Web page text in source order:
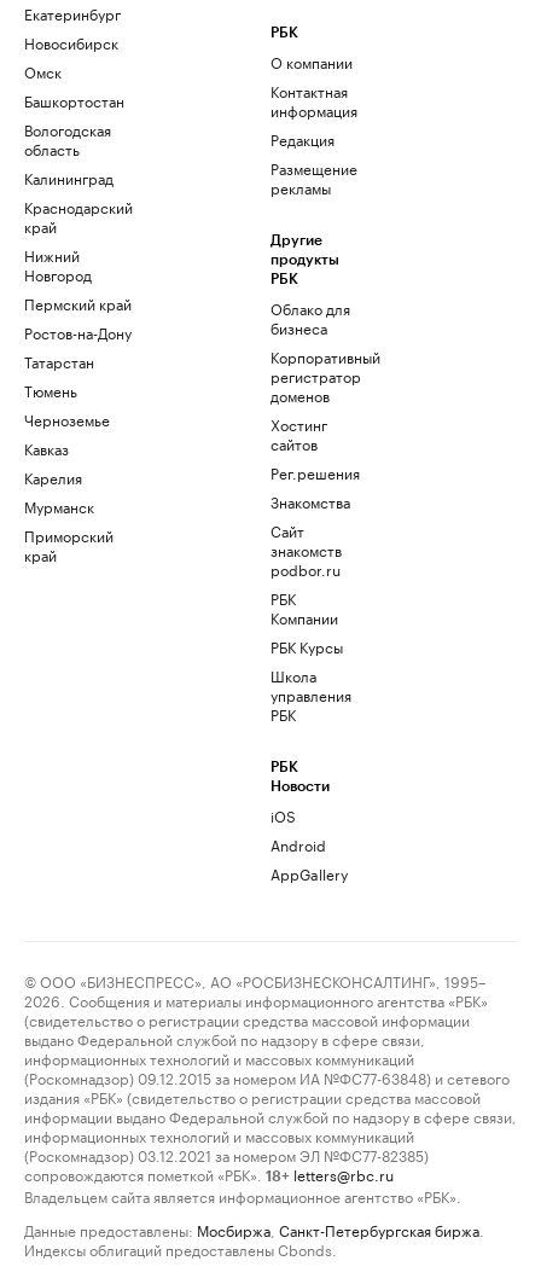
Екатеринбург
Новосибирск
Омск
Башкортостан
Вологодская
область
Калининград
Краснодарский
край
Нижний
Новгород
Пермский край
Ростов-на-Дону
Татарстан
Тюмень
Черноземье
Кавказ
Карелия
Мурманск
Приморский
край
РБК
О компании
Контактная
информация
Редакция
Размещение
рекламы
Другие
продукты
РБК
Облако для
бизнеса
Корпоративный
регистратор
доменов
Хостинг
сайтов
Рег.решения
Знакомства
Сайт
знакомств
podbor.ru
РБК
Компании
РБК Курсы
Школа
управления
РБК
РБК
Новости
iOS
Android
AppGallery
© ООО «БИЗНЕСПРЕСС», АО «РОСБИЗНЕСКОНСАЛТИНГ», 1995–
2026. Сообщения и материалы информационного агентства «РБК»
(свидетельство о регистрации средства массовой информации
выдано Федеральной службой по надзору в сфере связи,
информационных технологий и массовых коммуникаций
(Роскомнадзор) 09.12.2015 за номером ИА №ФС77-63848) и сетевого
издания «РБК» (свидетельство о регистрации средства массовой
информации выдано Федеральной службой по надзору в сфере связи,
информационных технологий и массовых коммуникаций
(Роскомнадзор) 03.12.2021 за номером ЭЛ №ФС77-82385)
сопровождаются пометкой «РБК».
18+ letters@rbc.ru
Владельцем сайта является информационное агентство «РБК».
Данные предоставлены: Мосбиржа Санкт-Петербургская биржа
Индексы облигаций предоставлены Cbonds.